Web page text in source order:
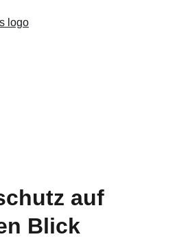
auf
Blick